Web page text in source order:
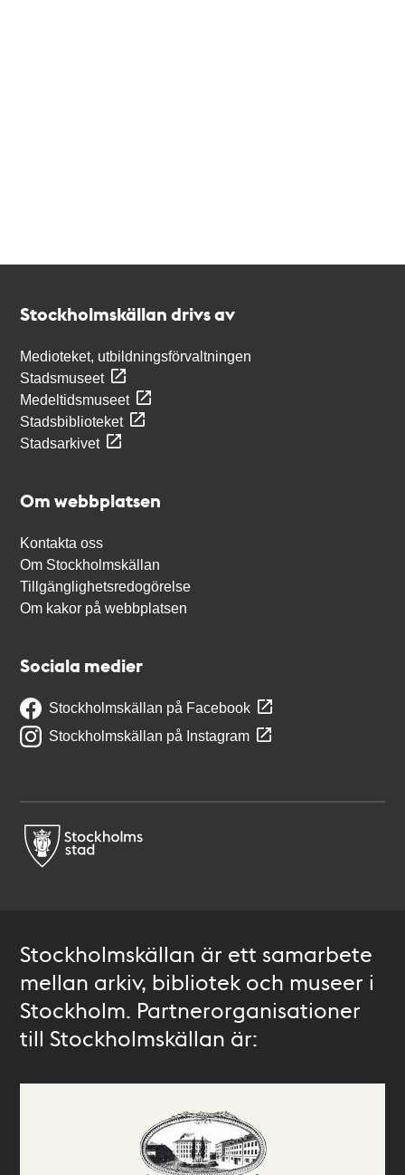
Stockholmskällan drivs av
Medioteket, utbildningsförvaltningen
Stadsmuseet
Medeltidsmuseet
Stadsbiblioteket
Stadsarkivet
Om webbplatsen
Kontakta oss
Om Stockholmskällan
Tillgänglighetsredogörelse
Om kakor på webbplatsen
Sociala medier
Stockholmskällan på Facebook
Stockholmskällan på Instagram
Stockholmskällan är ett samarbete
mellan arkiv, bibliotek och museer i
Stockholm. Partnerorganisationer
till Stockholmskällan är: